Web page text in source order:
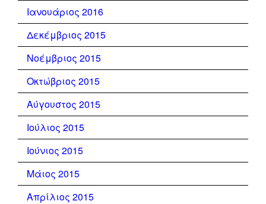
Ιανουάριος 2016
Δεκέμβριος 2015
Νοέμβριος 2015
Οκτώβριος 2015
Αύγουστος 2015
Ιούλιος 2015
Ιούνιος 2015
Μάιος 2015
Απρίλιος 2015